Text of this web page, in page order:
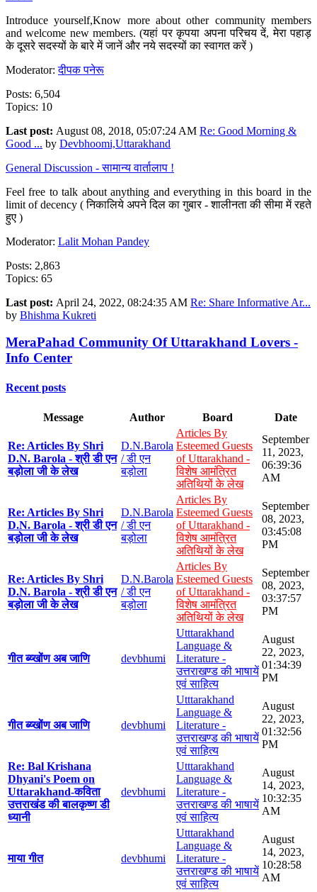
Introduce yourself,Know more about other community members
and welcome new members. (यहां पर कृपया अपना परिचय दें, मेरा पहाड़
के दूसरे सदस्यों के बारे में जानें और नये सदस्यों का स्वागत करें )
Moderator:दीपक पनेरू
Posts: 6,504
Topics: 10
Last post: August 08, 2018, 05:07:24 AM Re: Good Morning &
Good ... by Devbhoomi,Uttarakhand
General Discussion - सामान्य वार्तालाप !
Feel free to talk about anything and everything in this board in the
limit of decency ( निकालिये अपने दिल का गुबार - शालीनता की सीमा में रहते
हुए )
Moderator: Lalit Mohan Pandey
Posts: 2,863
Topics: 65
Last post: April 24, 2022, 08:24:35 AM Re: Share Informative Ar...
by Bhishma Kukreti
MeraPahad Community Of Uttarakhand Lovers -
Info Center
Recent posts
Message Author Board Date
Re: Articles By Shri
D.N. Barola - श्री डी एन
बड़ोला जी के लेख
D.N.Barola
/ डी एन
बड़ोला
Articles By
Esteemed Guests
of Uttarakhand -
विशेष आमंत्रित
अतिथियों के लेख
September
11, 2023,
06:39:36
AM
Re: Articles By Shri
D.N. Barola - श्री डी एन
बड़ोला जी के लेख
D.N.Barola
/ डी एन
बड़ोला
Articles By
Esteemed Guests
of Uttarakhand -
विशेष आमंत्रित
अतिथियों के लेख
September
08, 2023,
03:45:08
PM
Re: Articles By Shri
D.N. Barola - श्री डी एन
बड़ोला जी के लेख
D.N.Barola
/ डी एन
बड़ोला
Articles By
Esteemed Guests
of Uttarakhand -
विशेष आमंत्रित
अतिथियों के लेख
September
08, 2023,
03:37:57
PM
गीत ब्य्खोंण अब जाणि devbhumi
Utttarakhand
Language &
Literature -
उत्तराखण्ड की भाषायें
एवं साहित्य
August
22, 2023,
01:34:39
PM
गीत ब्य्खोंण अब जाणि devbhumi
Utttarakhand
Language &
Literature -
उत्तराखण्ड की भाषायें
एवं साहित्य
August
22, 2023,
01:32:56
PM
Re: Bal Krishana
Dhyani's Poem on
Uttarakhand-कविता
उत्तराखंड की बालकृष्ण डी
ध्यानी
devbhumi
Utttarakhand
Language &
Literature -
उत्तराखण्ड की भाषायें
एवं साहित्य
August
14, 2023,
10:32:35
AM
माया गीत devbhumi
Utttarakhand
Language &
Literature -
उत्तराखण्ड की भाषायें
एवं साहित्य
August
14, 2023,
10:28:58
AM